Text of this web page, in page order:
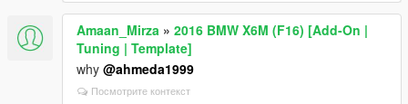
Amaan_Mirza » 2016 BMW X6M (F16) [Add-On |
Tuning | Template]
why @ahmeda1999
Посмотрите контекст